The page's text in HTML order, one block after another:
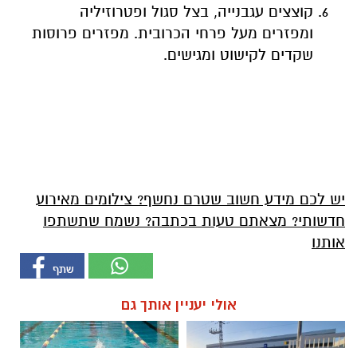
קוצצים עגבנייה, בצל סגול ופטרוזיליה
ומפזרים מעל פרחי הכרובית. מפזרים פרוסות
שקדים לקישוט ומגישים.
יש לכם מידע חשוב שטרם נחשף? צילומים מאירוע
חדשותי? מצאתם טעות בכתבה? נשמח שתשתפו
אותנו
אולי יעניין אותך גם